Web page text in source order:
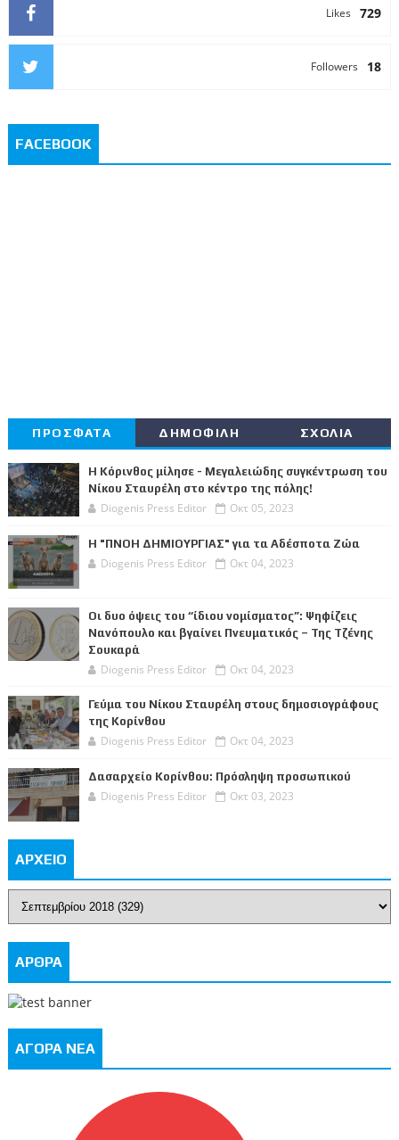
729
Likes
18
Followers
FACEBOOK
ΠΡΟΣΦΑΤΑ ΔΗΜΟΦΙΛΗ ΣΧΟΛΙΑ
Η Κόρινθος μίλησε - Μεγαλειώδης συγκέντρωση του
Νίκου Σταυρέλη στο κέντρο της πόλης!
Diogenis Press Editor Οκτ 05, 2023
Η "ΠΝΟΗ ΔΗΜΙΟΥΡΓΙΑΣ" για τα Αδέσποτα Ζώα
Diogenis Press Editor Οκτ 04, 2023
Οι δυο όψεις του “ίδιου νομίσματος”: Ψηφίζεις
Νανόπουλο και βγαίνει Πνευματικός – Της Τζένης
Σουκαρά
Diogenis Press Editor Οκτ 04, 2023
Γεύμα του Νίκου Σταυρέλη στους δημοσιογράφους
της Κορίνθου
Diogenis Press Editor Οκτ 04, 2023
Δασαρχείο Κορίνθου: Πρόσληψη προσωπικού
Diogenis Press Editor Οκτ 03, 2023
ΑΡΧΕΙΟ
ΑΡΘΡΑ
ΑΓΟΡΑ ΝΕΑ